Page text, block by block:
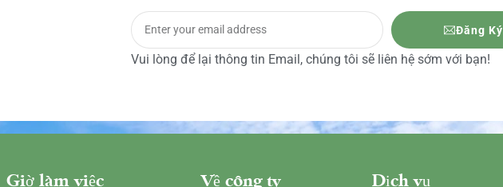
Đăng Ký
Vui lòng để lại thông tin Email, chúng tôi sẽ liên hệ sớm với bạn!
Giờ làm việc Về công ty Dịch vụ